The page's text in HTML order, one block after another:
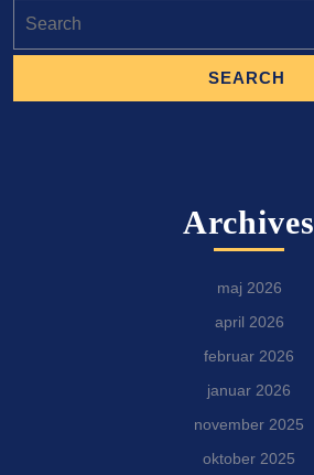
for:
Archives
maj 2026
april 2026
februar 2026
januar 2026
november 2025
oktober 2025